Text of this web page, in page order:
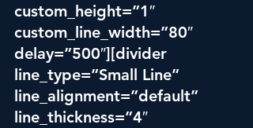
custom_height=”1″
custom_line_width=”80″
delay=”500″][divider
line_type=”Small Line”
line_alignment=”default”
line_thickness=”4″